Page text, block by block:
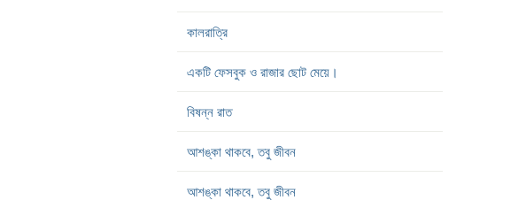
কালরাত্রি
একটি ফেসবুক ও রাজার ছোট মেয়ে।
বিষন্ন রাত
আশঙ্কা থাকবে, তবু জীবন
আশঙ্কা থাকবে, তবু জীবন